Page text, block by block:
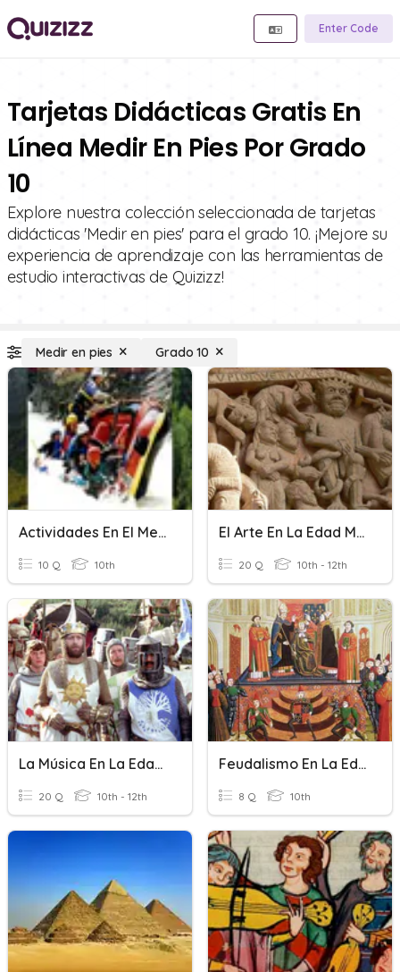
Enter Code
Tarjetas Didácticas Gratis En
Línea Medir En Pies Por Grado
10
Explore nuestra colección seleccionada de tarjetas
didácticas 'Medir en pies' para el grado 10. ¡Mejore su
experiencia de aprendizaje con las herramientas de
estudio interactivas de Quizizz!
Medir en pies Grado 10
Actividades En El Medio Natural
10 Q 10th
El Arte En La Edad Media
20 Q 10th - 12th
La Música En La Edad Media
20 Q 10th - 12th
Feudalismo En La Edad Media
8 Q 10th